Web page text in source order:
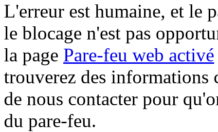
L'erreur est humaine, et le
le blocage n'est pas
la page Pare-feu web activé
trouverez des informations
de nous contacter pour
du pare-feu.